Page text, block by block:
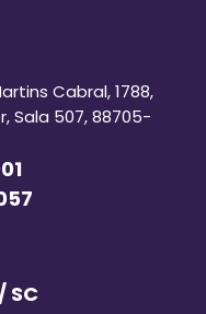
Cabral, 1788,
Sala 507, 88705-
SC